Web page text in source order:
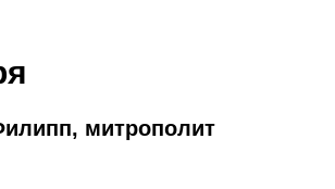
митрополит